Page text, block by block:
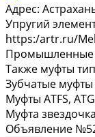
Адрес:
Упругий
https:/artr.ru/
Промышленные
Также муфты
Зубчатые муфты
Муфты ATFS,
Муфта звездочка
Объявление